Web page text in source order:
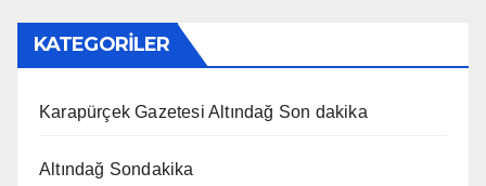
KATEGORİLER
Karapürçek Gazetesi Altındağ Son dakika
Altındağ Sondakika